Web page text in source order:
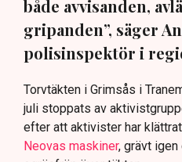
både avvisanden,
gripanden”, säger
polisinspektör i
Torvtäkten i Grimsås i
juli stoppats av
efter att aktivister har
Neovas maskiner, grävt